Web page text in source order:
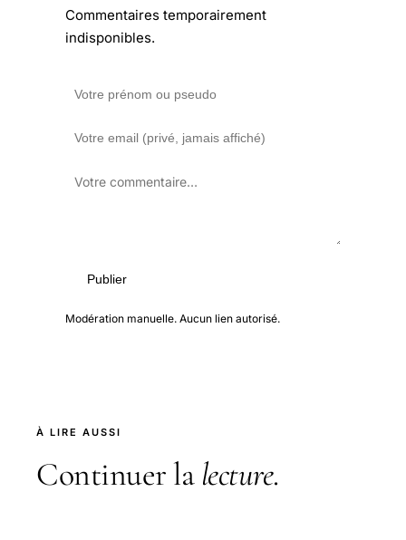
Commentaires temporairement
indisponibles.
Publier
Modération manuelle. Aucun lien autorisé.
À LIRE AUSSI
Continuer la lecture.